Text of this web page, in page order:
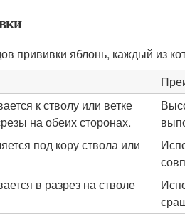
прививки яблонь, каждый из
к стволу или ветке
на обеих сторонах.
под кору ствола или
в разрез на стволе